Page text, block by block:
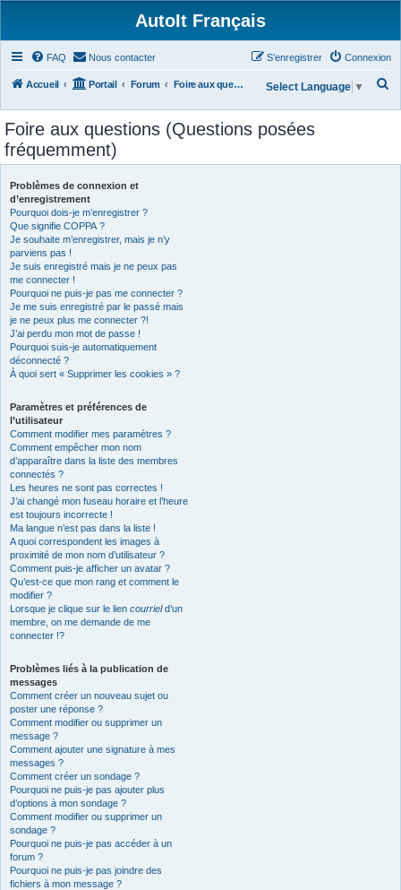
AutoIt Français
FAQ Nous contacter Connexion
S’enregistrer
Accueil Portail Forum Foire aux questions (Questions posées fréquemment) Select Language ▼
Foire aux questions (Questions posées
fréquemment)
Problèmes de connexion et
d’enregistrement
Pourquoi dois-je m’enregistrer ?
Que signifie COPPA ?
Je souhaite m’enregistrer, mais je n’y
parviens pas !
Je suis enregistré mais je ne peux pas
me connecter !
Pourquoi ne puis-je pas me connecter ?
Je me suis enregistré par le passé mais
je ne peux plus me connecter ?!
J’ai perdu mon mot de passe !
Pourquoi suis-je automatiquement
déconnecté ?
À quoi sert « Supprimer les cookies » ?
Paramètres et préférences de
l’utilisateur
Comment modifier mes paramètres ?
Comment empêcher mon nom
d’apparaître dans la liste des membres
connectés ?
Les heures ne sont pas correctes !
J’ai changé mon fuseau horaire et l’heure
est toujours incorrecte !
Ma langue n’est pas dans la liste !
A quoi correspondent les images à
proximité de mon nom d’utilisateur ?
Comment puis-je afficher un avatar ?
Qu’est-ce que mon rang et comment le
modifier ?
Lorsque je clique sur le lien courrield’un
membre, on me demande de me
connecter !?
Problèmes liés à la publication de
messages
Comment créer un nouveau sujet ou
poster une réponse ?
Comment modifier ou supprimer un
message ?
Comment ajouter une signature à mes
messages ?
Comment créer un sondage ?
Pourquoi ne puis-je pas ajouter plus
d’options à mon sondage ?
Comment modifier ou supprimer un
sondage ?
Pourquoi ne puis-je pas accéder à un
forum ?
Pourquoi ne puis-je pas joindre des
fichiers à mon message ?